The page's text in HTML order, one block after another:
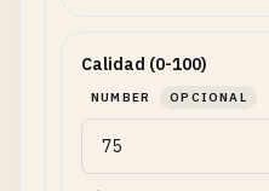
Calidad (0-100)
NUMBER OPCIONAL